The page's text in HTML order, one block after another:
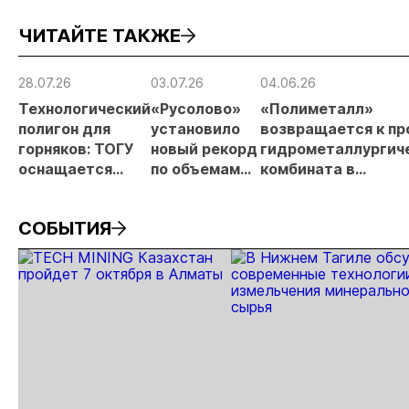
россыпи:
отраслевые
риски и
МСБ
шлака
ЧИТАЙТЕ ТАКЖЕ
28.07.26
Технологический
полигон для
горняков: ТОГУ
оснащается
отечественного
производства
03.07.26
«Русолово»
установило
новый рекорд
по объемам
04.06.26
«Полиметалл»
возвращается к
комбината в
СОБЫТИЯ